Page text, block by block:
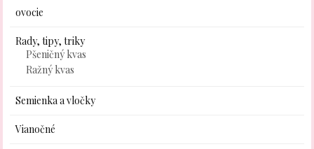
ovocie
Rady, tipy, triky
Pšeničný kvas
Ražný kvas
Semienka a vločky
Vianočné